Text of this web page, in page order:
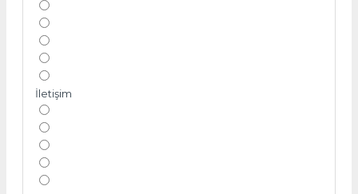
İletişim